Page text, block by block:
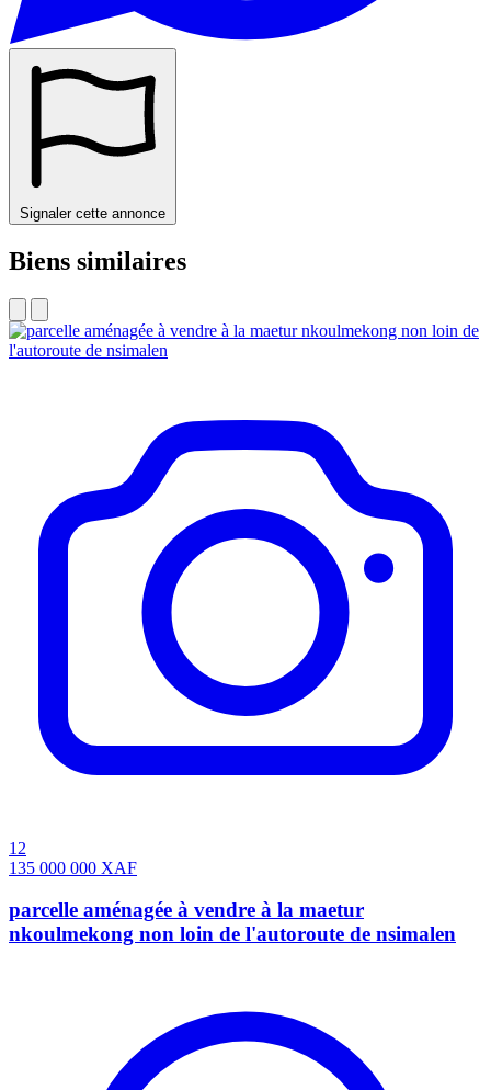
Signaler cette annonce
Biens similaires
12
135 000 000 XAF
parcelle aménagée à vendre à la maetur
nkoulmekong non loin de l'autoroute de nsimalen